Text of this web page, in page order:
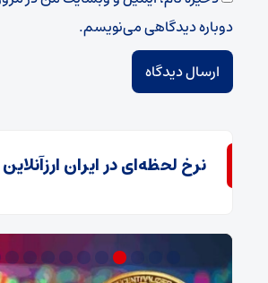
دوباره دیدگاهی می‌نویسم.
نرخ لحظه‌ای در ایران ارزآنلاین